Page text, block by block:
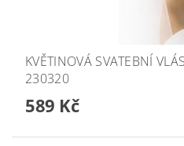
KVĚTINOVÁ SVATEBNÍ
230320
589 Kč